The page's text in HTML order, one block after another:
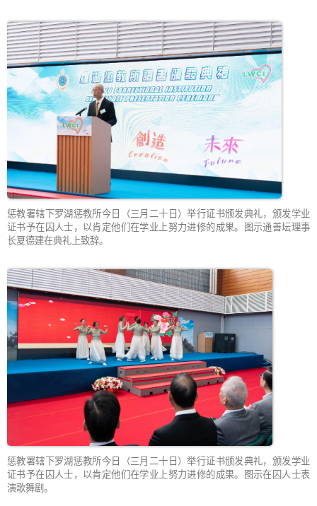
惩教署辖下罗湖惩教所今日（三月二十日）举行证书颁发典礼，颁发学业
证书予在囚人士，以肯定他们在学业上努力进修的成果。图示通善坛理事
长夏德建在典礼上致辞。
惩教署辖下罗湖惩教所今日（三月二十日）举行证书颁发典礼，颁发学业
证书予在囚人士，以肯定他们在学业上努力进修的成果。图示在囚人士表
演歌舞剧。